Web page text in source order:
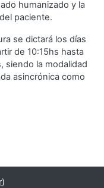
humanizado y la
paciente.
se dictará los días
de 10:15hs hasta
siendo la modalidad
asincrónica como
)